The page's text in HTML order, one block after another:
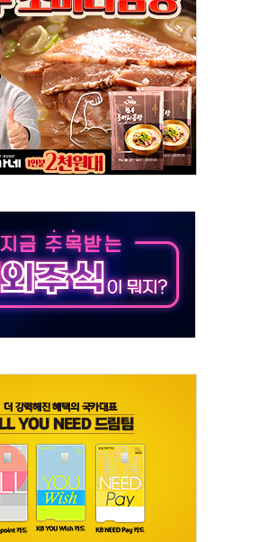
정청래 44.40%
래 45.71% 송영길 6.92%
석 46.35% 송영길 5.83%
래 41.94% 송영길 7.76%
간 되길"
막판 셈법
축
유통업계 양극화 심화
식 참석
피해 없어
與 "송구한 해프닝"